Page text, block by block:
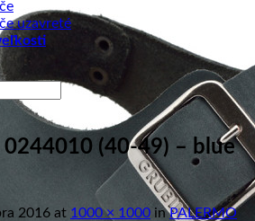
uzavreté
0244010 (40-49) – blue
2016 at 1000 × 1000 inPALERMO